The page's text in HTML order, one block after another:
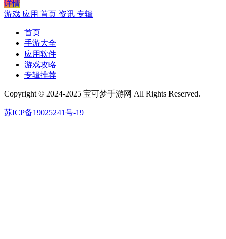
详情
游戏 应用 首页 资讯 专辑
首页
手游大全
应用软件
游戏攻略
专辑推荐
Copyright © 2024-2025 宝可梦手游网 All Rights Reserved.
苏ICP备19025241号-19